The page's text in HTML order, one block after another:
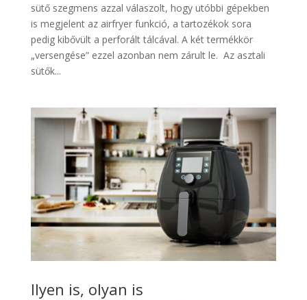
sütő szegmens azzal válaszolt, hogy utóbbi gépekben
is megjelent az airfryer funkció, a tartozékok sora
pedig kibővült a perforált tálcával. A két termékkör
„versengése” ezzel azonban nem zárult le. Az asztali
sütők...
Ilyen is, olyan is